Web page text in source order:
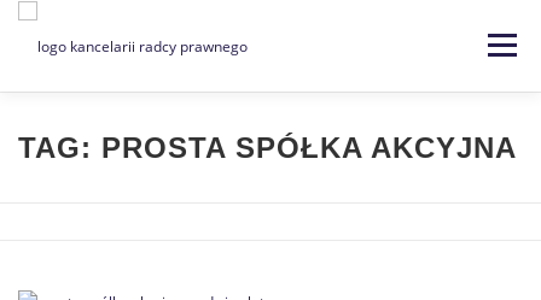
Menu
Strona główna Kancelaria
TAG: PROSTA SPÓŁKA AKCYJNA